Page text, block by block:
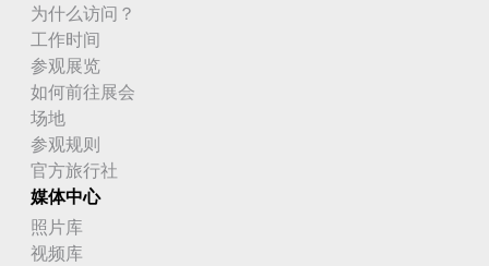
为什么访问？
工作时间
参观展览
如何前往展会
场地
参观规则
官方旅行社
媒体中心
照片库
视频库